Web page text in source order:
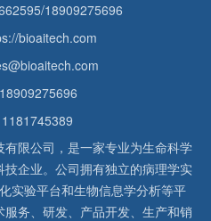
18909275696
bioaitech.com
限公司，是一家专业为生命科学
企业。公司拥有独立的病理学实
实验平台和生物信息学分析等平
务、研发、产品开发、生产和销